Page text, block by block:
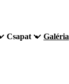
Csapat Galéria